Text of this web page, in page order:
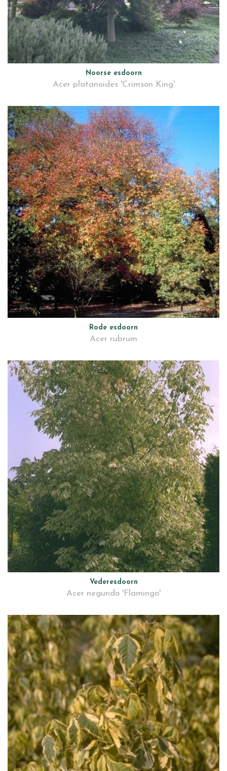
Noorse esdoorn
Acer platanoides 'Crimson King'
Rode esdoorn
Acer rubrum
Vederesdoorn
Acer negundo 'Flamingo'